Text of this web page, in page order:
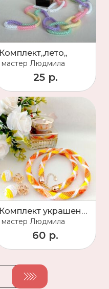
Комплект,,лето,,
мастер Людмила
25 р.
Комплект украшений
мастер Людмила
60 р.